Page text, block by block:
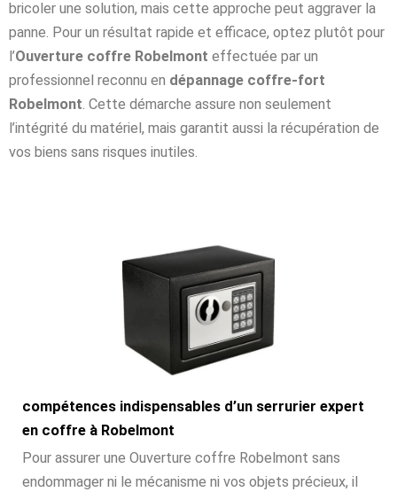
bricoler une solution, mais cette approche peut aggraver la
panne. Pour un résultat rapide et efficace, optez plutôt pour
l’Ouverture coffre Robelmont effectuée par un
professionnel reconnu en dépannage coffre-fort
Robelmont. Cette démarche assure non seulement
l’intégrité du matériel, mais garantit aussi la récupération de
vos biens sans risques inutiles.
compétences indispensables d’un serrurier expert
en coffre à Robelmont
Pour assurer une Ouverture coffre Robelmont sans
endommager ni le mécanisme ni vos objets précieux, il